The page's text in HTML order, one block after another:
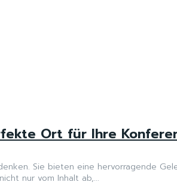
Ort für Ihre
Sie bieten eine hervorragende
nur vom Inhalt ab,...